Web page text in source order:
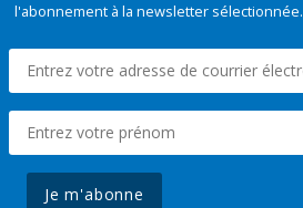
l'abonnement à la newsletter sélectionnée.
Je m'abonne